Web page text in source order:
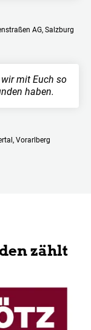
AG, Salzburg
mit Euch so
haben.
Vorarlberg
zählt